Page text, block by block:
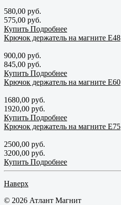
580,00 руб.
575,00 руб.
Купить Подробнее
Крючок держатель на магните E48
900,00 руб.
845,00 руб.
Купить Подробнее
Крючок держатель на магните E60
1680,00 руб.
1920,00 руб.
Купить Подробнее
Крючок держатель на магните E75
2500,00 руб.
3200,00 руб.
Купить Подробнее
Наверх
© 2026 Атлант Магнит